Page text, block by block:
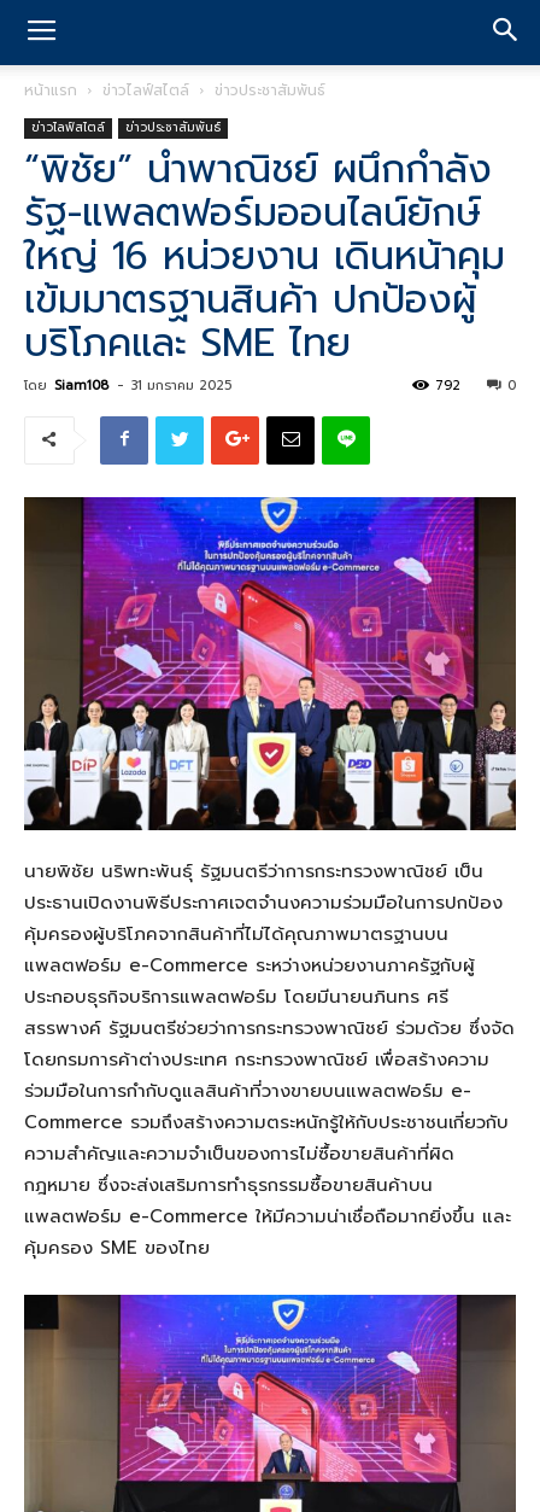
หน้าแรก ข่าวไลฟ์สไตล์ ข่าวประชาสัมพันธ์
ข่าวไลฟ์สไตล์ ข่าวประชาสัมพันธ์
“พิชัย” นำพาณิชย์ ผนึกกำลัง
รัฐ-แพลตฟอร์มออนไลน์ยักษ์
ใหญ่ 16 หน่วยงาน เดินหน้าคุม
เข้มมาตรฐานสินค้า ปกป้องผู้
บริโภคและ SME ไทย
โดย Siam108 - 31 มกราคม 2025 0
792
นายพิชัย นริพทะพันธุ์ รัฐมนตรีว่าการกระทรวงพาณิชย์ เป็น
ประธานเปิดงานพิธีประกาศเจตจำนงความร่วมมือในการปกป้อง
คุ้มครองผู้บริโภคจากสินค้าที่ไม่ได้คุณภาพมาตรฐานบน
แพลตฟอร์ม e-Commerce ระหว่างหน่วยงานภาครัฐกับผู้
ประกอบธุรกิจบริการแพลตฟอร์ม โดยมีนายนภินทร ศรี
สรรพางค์ รัฐมนตรีช่วยว่าการกระทรวงพาณิชย์ ร่วมด้วย ซึ่งจัด
โดยกรมการค้าต่างประเทศ กระทรวงพาณิชย์ เพื่อสร้างความ
ร่วมมือในการกำกับดูแลสินค้าที่วางขายบนแพลตฟอร์ม e-
Commerce รวมถึงสร้างความตระหนักรู้ให้กับประชาชนเกี่ยวกับ
ความสำคัญและความจำเป็นของการไม่ซื้อขายสินค้าที่ผิด
กฎหมาย ซึ่งจะส่งเสริมการทำธุรกรรมซื้อขายสินค้าบน
แพลตฟอร์ม e-Commerce ให้มีความน่าเชื่อถือมากยิ่งขึ้น และ
คุ้มครอง SME ของไทย